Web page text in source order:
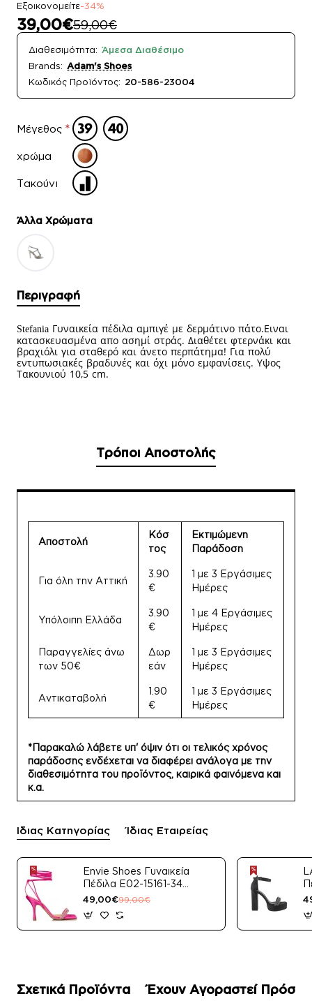
Εξοικονομείτε-34%
39,00€59,00€
Διαθεσιμότητα: Άμεσα Διαθέσιμο
Brands: Adam's Shoes
Κωδικός Προϊόντος: 20-586-23004
Μέγεθος
χρώμα
Τακούνι
Άλλα Xρώματα
Περιγραφή
Stefania Γυναικεία πέδιλα αμπιγέ με δερμάτινο πάτο.Ειναι
κατασκευασμένα απο ασημί στράς. Διαθέτει φτερνάκι και
βραχιόλι για σταθερό και άνετο περπάτημα! Για πολύ
εντυπωσιακές βραδυνές και όχι μόνο εμφανίσεις. Υψος
Τακουνιού 10,5 cm.
Τρόποι Αποστολής
Αποστολή
Κόσ
τος
Εκτιμώμενη
Παράδοση
Για όλη την Αττική
3.90
€
1 με 3 Εργάσιμες
Ημέρες
Υπόλοιπη Ελλάδα
3.90
€
1 με 4 Εργάσιμες
Ημέρες
Παραγγελίες άνω
των 50€
Δωρ
εάν
1 με 3 Εργάσιμες
Ημέρες
Αντικαταβολή
1.90
€
1 με 3 Εργάσιμες
Ημέρες
*Παρακαλώ λάβετε υπ' όψιν ότι οι τελικός χρόνος
παράδοσης ενδέχεται να διαφέρει ανάλογα με την
διαθεσιμότητα του προϊόντος, καιρικά φαινόμενα και
κ.α.
Ίδιας Κατηγορίας Ίδιας Εταιρείας
Envie Shoes Γυναικεία
Πέδιλα E02-15161-34
Μαύρο Satin
49,00€99,00€
Σχετικά Προϊόντα Έχουν Αγοραστεί